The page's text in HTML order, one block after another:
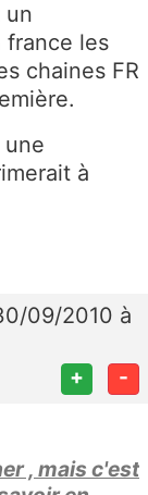
un
france les
chaines FR
à
09/2010 à
+ -
, mais c'est